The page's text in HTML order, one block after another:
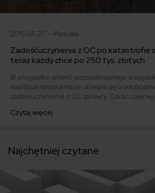
2015.05.27 • Podróże
Zadośćuczynienia z OC po katastrofie
teraz każdy chce po 250 tys. złotych
W przypadku śmierci poszkodowanego w
najbliższa rodzina może ubiegać się o
zadośćuczynienie z OC sprawcy. Coraz częściej
na tzw. casus smoleński.
Czytaj więcej
Najchętniej czytane